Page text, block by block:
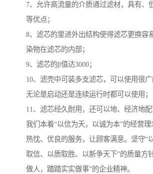
7、允许高流量的介质通过滤材，具有、
等优点；
8、滤芯的里进外出结构使得滤芯更换容
染物在滤芯的内部；
9、滤芯的β值达3000；
10、滤壳中可装多支滤芯，可以使用很广
无论是启动还是连续运行时都可以使用；
11、滤芯经久耐用，还可以地、经济地配
我们本着“以信为天，以诚为本”的经营理
热忱、优良的服务，让顾客满意。坚守“
取信、以质取胜、以新争天下”的质量方
做人，踏踏实实做事”的企业精神。